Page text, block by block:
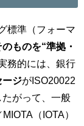
標準（フォーマ
ものを“準拠・
務的には、銀行
ージがISO20022
がって、一般
（IOTA）